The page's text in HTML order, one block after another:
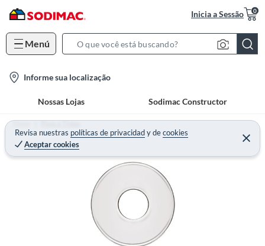
Inicia a Sessão 0
Menú
S
c
h
B
a
Informe sua localização
Nossas Lojas Sodimac Constructor
Revisa nuestras políticas de privacidadydecookies
Aceptar cookies
Home Pisos e Tintas